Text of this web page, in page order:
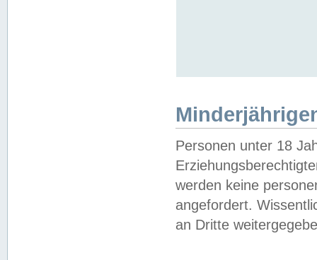
Personen unter 18
werden keine
angefordert.
an Dritte